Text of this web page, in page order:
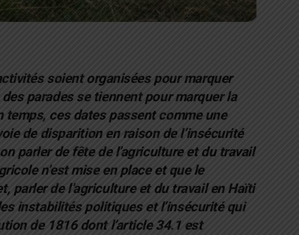
soient organisées pour marquer
parades se tiennent pour marquer la
ces dates passent comme une
de disparition en raison de l’insécurité
parler de fête de l’agriculture et du travail
n’est mise en place et que le
parler de l’agriculture et du travail en Haïti
instabilités politiques et l’insécurité qui
de 1816 dont l’article 34.1 est